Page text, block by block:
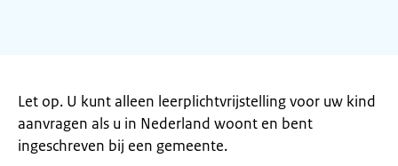
Let op. U kunt alleen leerplichtvrijstelling voor uw kind
aanvragen als u in Nederland woont en bent
ingeschreven bij een gemeente.